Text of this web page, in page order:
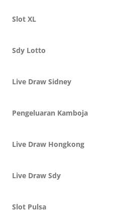
Slot XL
Sdy Lotto
Live Draw Sidney
Pengeluaran Kamboja
Live Draw Hongkong
Live Draw Sdy
Slot Pulsa